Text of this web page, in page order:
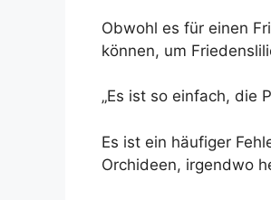
Obwohl es für einen
können, um
„Es ist so einfach, die
Es ist ein häufiger
Orchideen, irgendwo